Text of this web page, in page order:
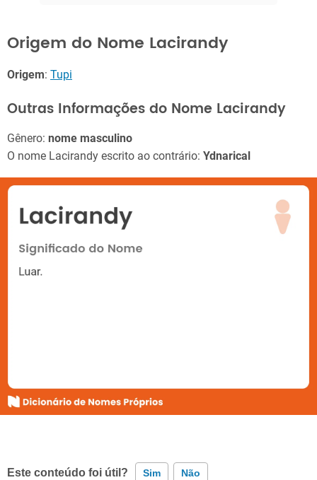
Origem do Nome Lacirandy
Origem: Tupi
Outras Informações do Nome Lacirandy
Gênero: nome masculino
O nome Lacirandy escrito ao contrário: Ydnarical
Este conteúdo foi útil? Sim Não